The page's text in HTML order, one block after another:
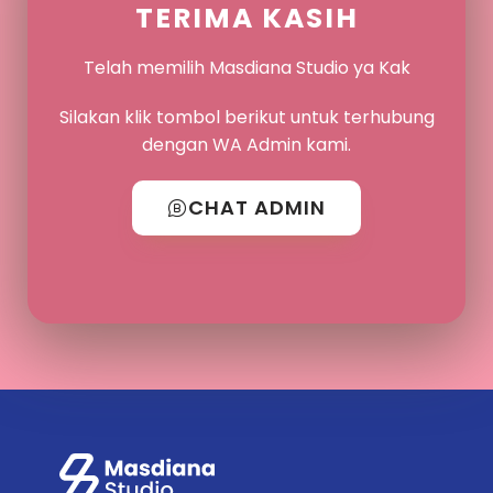
TERIMA KASIH
Telah memilih Masdiana Studio ya Kak
Silakan klik tombol berikut untuk terhubung
dengan WA Admin kami.
CHAT ADMIN